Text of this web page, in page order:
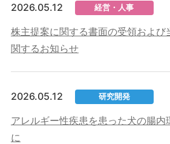
2026.05.12 経営・人事
株主提案に関する書面の受領および
関するお知らせ
2026.05.12 研究開発
アレルギー性疾患を患った犬の腸内
に